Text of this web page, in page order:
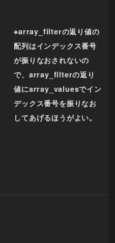
※array_filterの返り値の
配列はインデックス番号
が振りなおされないの
で、array_filterの返り
値にarray_valuesでイン
デックス番号を振りなお
してあげるほうがよい。